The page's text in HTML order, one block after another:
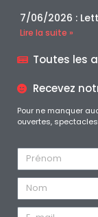
7/06/2026 :
Lire la suite »
Toutes les
Recevez
Pour ne manquer
ouvertes,